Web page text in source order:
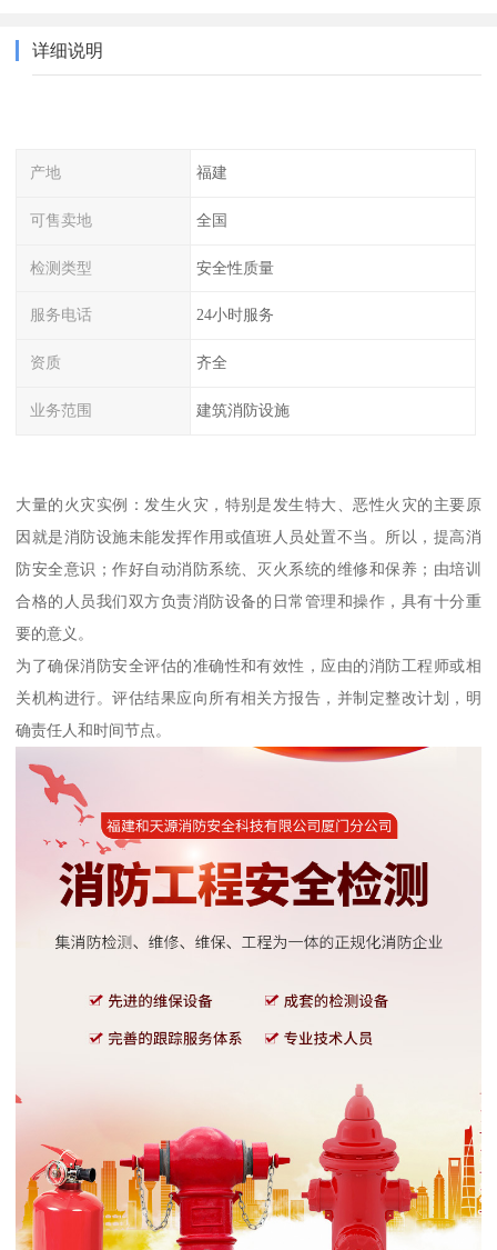
详细说明
产地 福建
可售卖地 全国
检测类型 安全性质量
服务电话 24小时服务
资质 齐全
业务范围 建筑消防设施
大量的火灾实例：发生火灾，特别是发生特大、恶性火灾的主要原
因就是消防设施未能发挥作用或值班人员处置不当。所以，提高消
防安全意识；作好自动消防系统、灭火系统的维修和保养；由培训
合格的人员我们双方负责消防设备的日常管理和操作，具有十分重
要的意义。
为了确保消防安全评估的准确性和有效性，应由的消防工程师或相
关机构进行。评估结果应向所有相关方报告，并制定整改计划，明
确责任人和时间节点。